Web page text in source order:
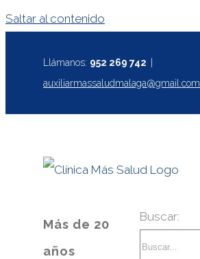
Saltar al contenido
Llámanos: 952 269 742
auxiliarmassaludmalaga@gmail.com
Más de 20
años
Buscar: